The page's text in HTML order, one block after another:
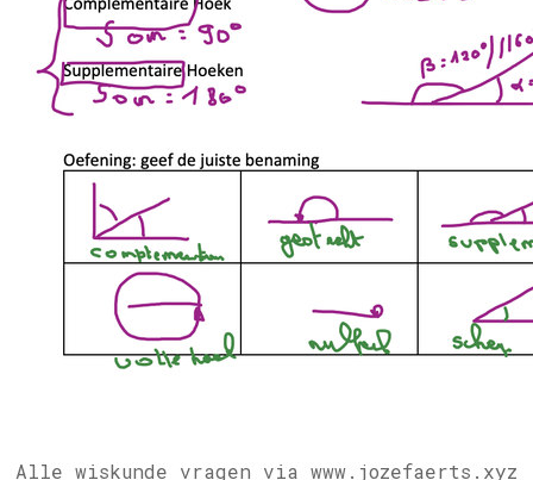
Alle wiskunde vragen via www.jozefaerts.xyz